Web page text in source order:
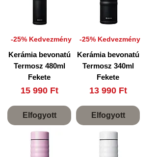
-25% Kedvezmény
Kerámia bevonatú
Termosz 480ml
Fekete
Ár
15 990 Ft
Elfogyott
-25% Kedvezmény
Kerámia bevonatú
Termosz 340ml
Fekete
Ár
13 990 Ft
Elfogyott